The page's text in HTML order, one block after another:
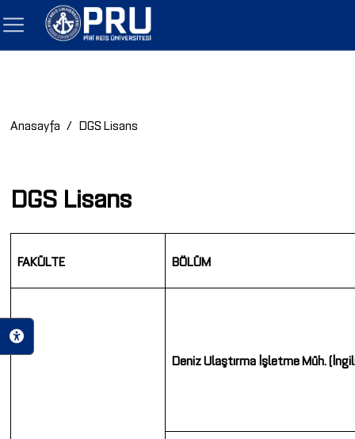
Anasayfa DGS Lisans
DGS Lisans
FAKÜLTE BÖLÜM
Deniz Ulaştırma İşletme Müh.